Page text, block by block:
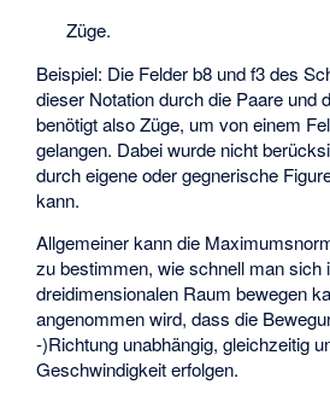
Züge.
Beispiel: Die Felder b8 und f3 des
dieser Notation durch die Paare und
benötigt alsoZüge, um von einem
gelangen. Dabei wurde nicht
durch eigene oder gegnerische
kann.
Allgemeiner kann die
zu bestimmen, wie schnell man sich
dreidimensionalen Raum bewegen
angenommen wird, dass die
-)Richtung unabhängig, gleichzeitig
Geschwindigkeit erfolgen.